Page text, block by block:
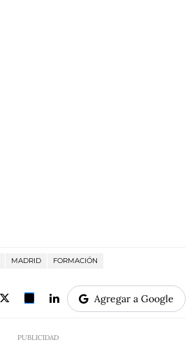
MADRID
FORMACIÓN
Agregar a Google